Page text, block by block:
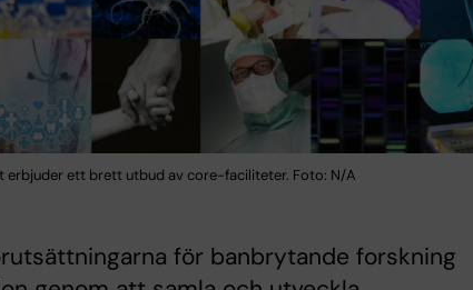
erbjuder ett brett utbud av core-faciliteter. Foto: N/A
för banbrytande forskning